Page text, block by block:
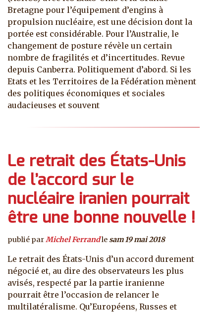
Bretagne pour l’équipement d’engins à
propulsion nucléaire, est une décision dont la
portée est considérable. Pour l’Australie, le
changement de posture révèle un certain
nombre de fragilités et d’incertitudes. Revue
depuis Canberra. Politiquement d’abord. Si les
Etats et les Territoires de la Fédération mènent
des politiques économiques et sociales
audacieuses et souvent
Le retrait des États-Unis
de l’accord sur le
nucléaire iranien pourrait
être une bonne nouvelle !
publié parMichel Ferrandle sam 19 mai 2018
Le retrait des États-Unis d’un accord durement
négocié et, au dire des observateurs les plus
avisés, respecté par la partie iranienne
pourrait être l’occasion de relancer le
multilatéralisme. Qu’Européens, Russes et